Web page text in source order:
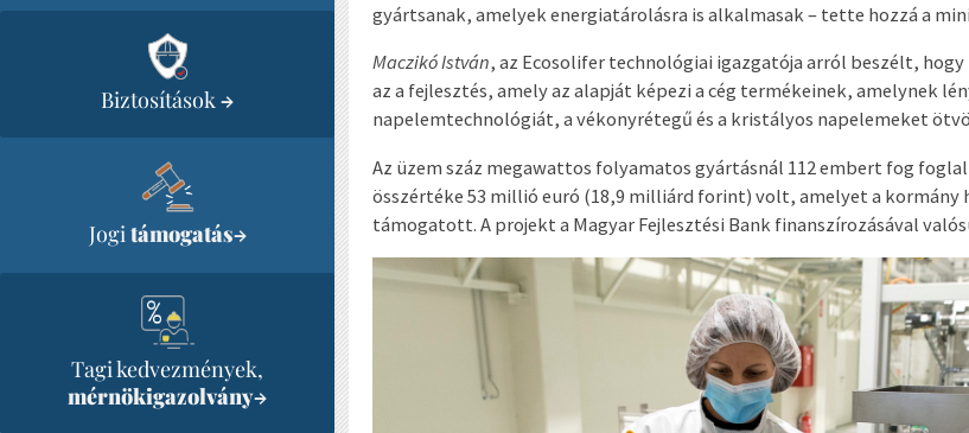
Biztosítások→
Jogitámogatás→
Tagi kedvezmények,
mérnökigazolvány→
gyártsanak, amelyek energiatárolásra is alkalmasak – tette hozzá a
Maczikó István, az Ecosolifer technológiai igazgatója arról beszélt,
az a fejlesztés, amely az alapját képezi a cég termékeinek, amelynek
napelemtechnológiát, a vékonyrétegű és a kristályos napelemeket
Az üzem száz megawattos folyamatos gyártásnál 112 embert fog
összértéke 53 millió euró (18,9 milliárd forint) volt, amelyet a
támogatott. A projekt a Magyar Fejlesztési Bank finanszírozásával